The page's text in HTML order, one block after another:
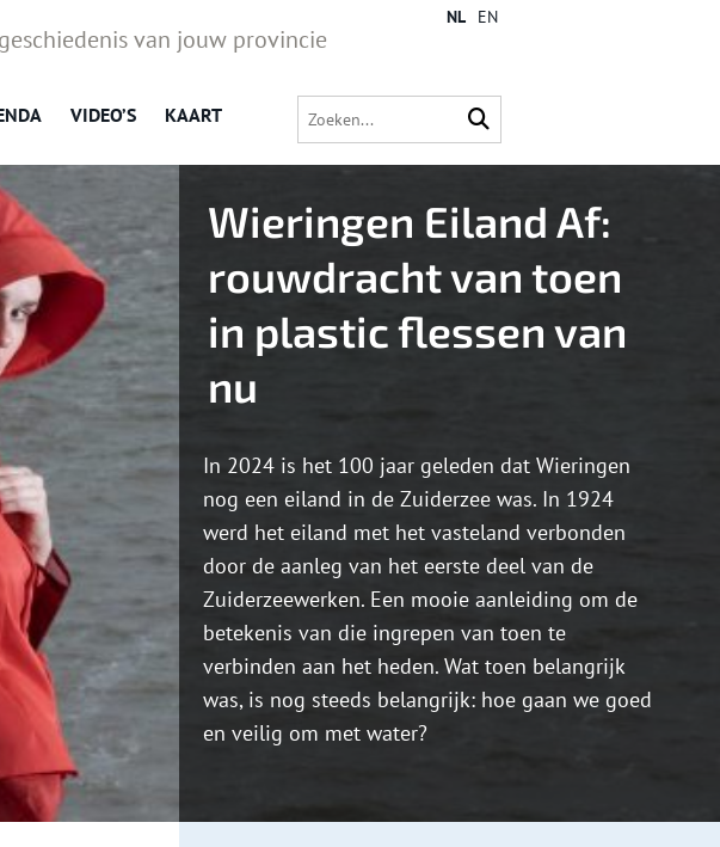
van jouw provincie
VIDEO’S KAART
NL EN
Wieringen Eiland Af:
rouwdracht van toen
in plastic flessen van
nu
In 2024 is het 100 jaar geleden dat Wieringen
nog een eiland in de Zuiderzee was. In 1924
werd het eiland met het vasteland verbonden
door de aanleg van het eerste deel van de
Zuiderzeewerken. Een mooie aanleiding om de
betekenis van die ingrepen van toen te
verbinden aan het heden. Wat toen belangrijk
was, is nog steeds belangrijk: hoe gaan we goed
en veilig om met water?